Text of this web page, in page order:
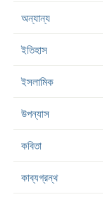
অন্যান্য
ইতিহাস
ইসলামিক
উপন্যাস
কবিতা
কাব্যগ্রন্থ